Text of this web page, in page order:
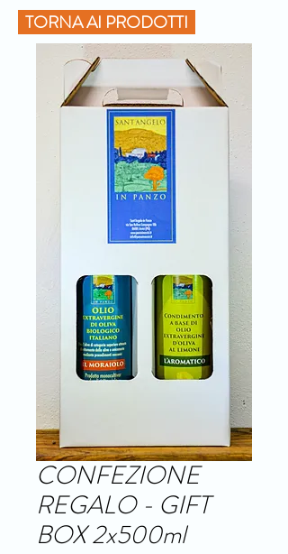
TORNA AI PRODOTTI
CONFEZIONE
REGALO - GIFT
BOX 2x500ml